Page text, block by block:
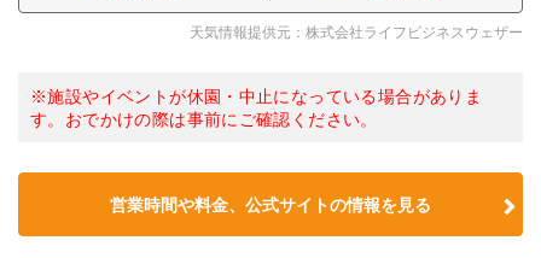
天気情報提供元：株式会社ライフビジネスウェザー
※施設やイベントが休園・中止になっている場合がありま
す。おでかけの際は事前にご確認ください。
営業時間や料金、公式サイトの情報を見る